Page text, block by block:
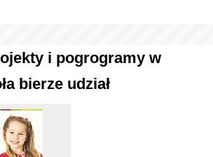
i pogrogramy w
bierze udział